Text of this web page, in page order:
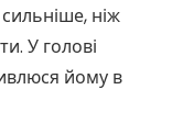
ніж
У голові
йому в